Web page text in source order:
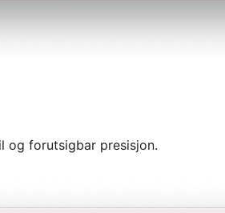
og forutsigbar presisjon.